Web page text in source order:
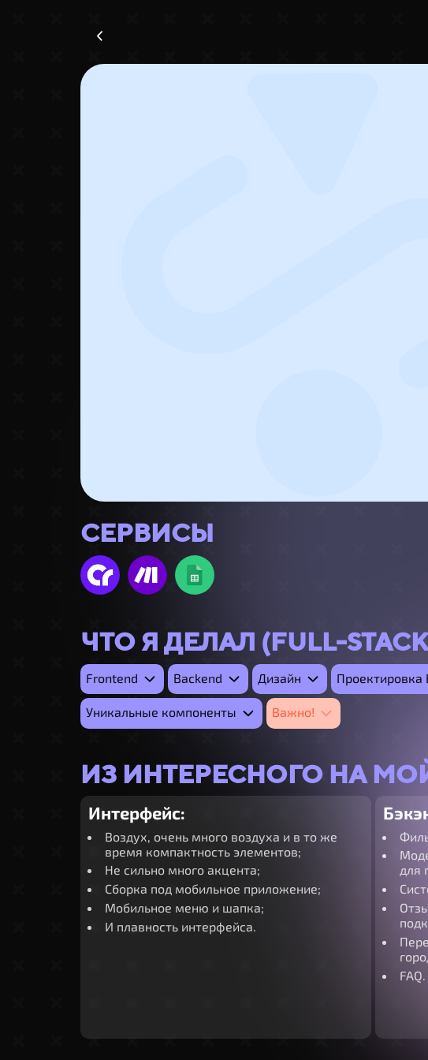
СЕРВИСЫ
ЧТО Я ДЕЛАЛ (FULL-
Frontend Backend Дизайн Проектировка
Уникальные компоненты Важно!
ИЗ ИНТЕРЕСНОГО НА
Интерфейс:
Воздух, очень много воздуха и в то же
время компактность элементов;
Не сильно много акцента;
Сборка под мобильное приложение;
Мобильное меню и шапка;
И плавность интерфейса.
для
FAQ.